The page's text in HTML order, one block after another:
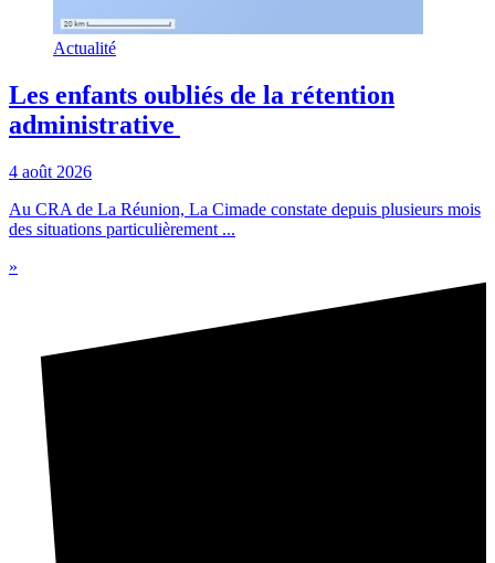
Actualité
Les enfants oubliés de la rétention
administrative
4 août 2026
Au CRA de La Réunion, La Cimade constate depuis plusieurs mois
des situations particulièrement ...
»